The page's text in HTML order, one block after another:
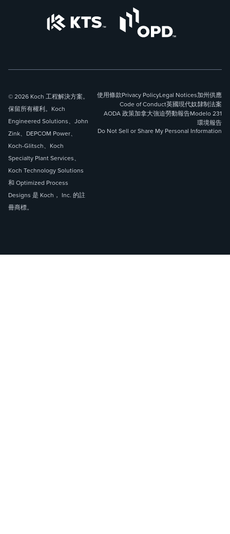
© 2026 Koch 工程解決方案。
保留所有權利。Koch
Engineered Solutions、John
Zink、DEPCOM Power、
Koch-Glitsch、Koch
Specialty Plant Services、
Koch Technology Solutions
和 Optimized Process
Designs 是 Koch， Inc. 的註
冊商標。
使用條款Privacy PolicyLegal Notices加州供應
Code of Conduct英國現代奴隸制法案
AODA 政策加拿大強迫勞動報告Modelo 231
環境報告
Do Not Sell or Share My Personal Information